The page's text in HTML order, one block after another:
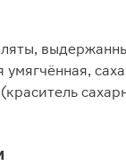
умягчённая,